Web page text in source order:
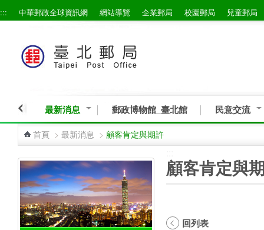
跳到主要內容區塊
::: 中華郵政全球資訊網 網站導覽 企業郵局 校園郵局 兒童郵局
最新消息 郵政博物館_臺北館 民意交流
首頁 > 最新消息 > 顧客肯定與期許
顧客肯定與
回列表